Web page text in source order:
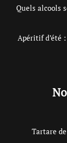
Quels alcools
Apéritif d’été
Tartare